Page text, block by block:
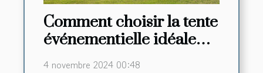
Comment choisir la tente
événementielle idéale
pour chaque occasion
4 novembre 2024 00:48